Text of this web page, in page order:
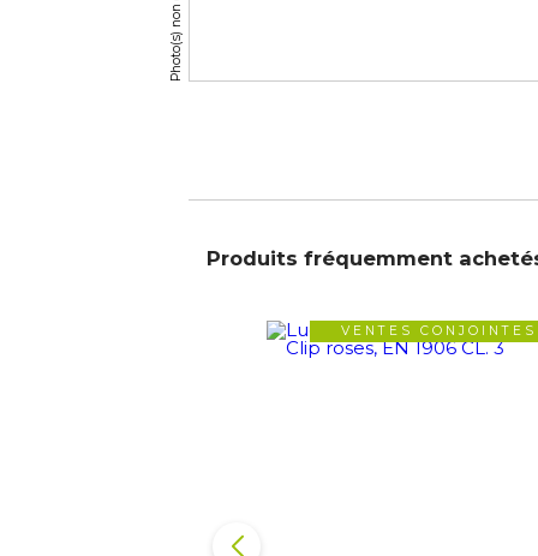
Produits fréquemment
VENTES CONJOINTES